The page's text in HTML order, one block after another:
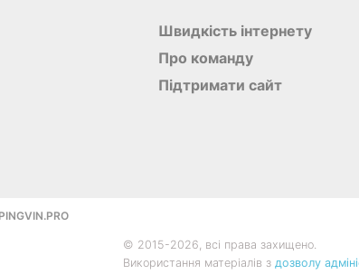
Швидкість інтернету
Про команду
Підтримати сайт
PINGVIN.PRO
© 2015-2026, всі права захищено.
Використання матеріалів з дозволу